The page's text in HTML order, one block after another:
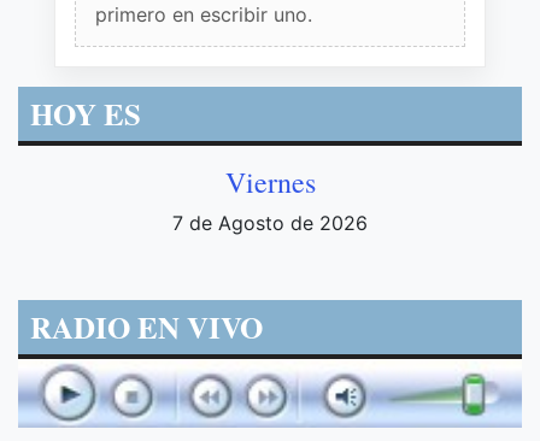
primero en escribir uno.
HOY ES
Viernes
7 de Agosto de 2026
RADIO EN VIVO